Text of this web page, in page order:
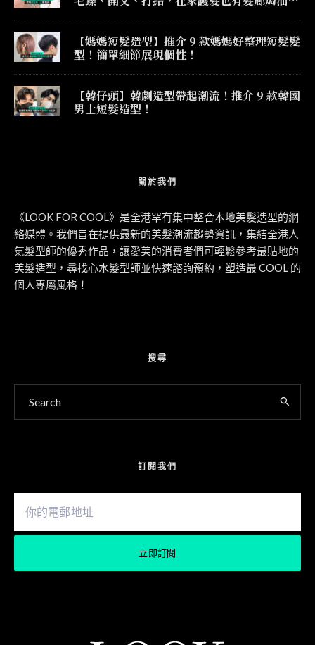
【媽媽短髮造型】推介 9 款媽媽好整理短髮髮
型！簡單細節展現個性！
【韓仔頭】韓劇造型帶起潮流！推介 9 款韓國
男士短髮造型！
關於我們
《LOOK FOR COOL》是全港罕有集中整合本地美髮造型的網
絡媒體。我們旨在提供最新的美髮潮流趨勢資訊，集結全港人
氣髮型師的優秀作品，讓愛美的消費者們可輕鬆參考最貼地的
美髮造型，尋找心水髮型師並快速諮詢預約，塑造最 COOL 的
個人專屬風格！
搜尋
訂閱我們